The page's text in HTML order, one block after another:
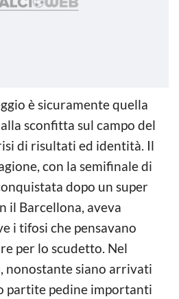
è sicuramente quella
sconfitta sul campo del
di risultati ed identità. Il
con la semifinale di
dopo un super
il Barcellona, aveva
i tifosi che pensavano
per lo scudetto. Nel
nonostante siano arrivati
partite pedine importanti